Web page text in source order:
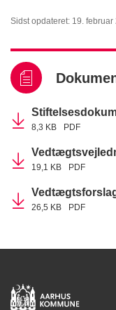
Sidst opdateret: 19. februar
8,3 KB PDF
19,1 KB PDF
26,5 KB PDF